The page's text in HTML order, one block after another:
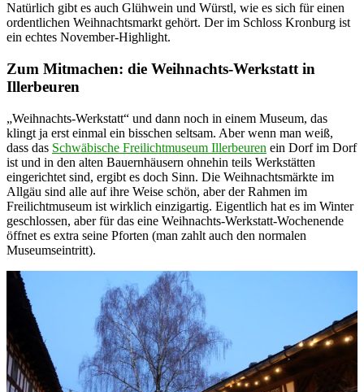
Natürlich gibt es auch Glühwein und Würstl, wie es sich für einen
ordentlichen Weihnachtsmarkt gehört. Der im Schloss Kronburg ist
ein echtes November-Highlight.
Zum Mitmachen: die Weihnachts-Werkstatt in
Illerbeuren
„Weihnachts-Werkstatt“ und dann noch in einem Museum, das
klingt ja erst einmal ein bisschen seltsam. Aber wenn man weiß,
dass das Schwäbische Freilichtmuseum Illerbeuren ein Dorf im Dorf
ist und in den alten Bauernhäusern ohnehin teils Werkstätten
eingerichtet sind, ergibt es doch Sinn. Die Weihnachtsmärkte im
Allgäu sind alle auf ihre Weise schön, aber der Rahmen im
Freilichtmuseum ist wirklich einzigartig. Eigentlich hat es im Winter
geschlossen, aber für das eine Weihnachts-Werkstatt-Wochenende
öffnet es extra seine Pforten (man zahlt auch den normalen
Museumseintritt).